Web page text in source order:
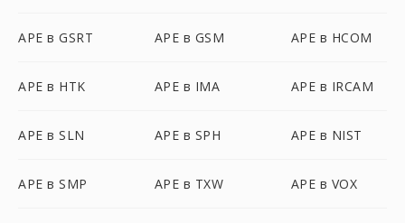
APE в GSRT APE в GSM APE в HCOM
APE в HTK APE в IMA APE в IRCAM
APE в SLN APE в SPH APE в NIST
APE в SMP APE в TXW APE в VOX